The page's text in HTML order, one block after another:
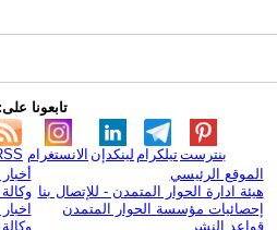
تابعونا على:
الانستغرام لينكدإن تيلكرامبنترست
الموقع الرئيسي
هيئة ادارة الحوار المتمدن - للإتصال بنا
إحصائيات مؤسسة الحوار المتمدن
قواعد النشر
وكالة